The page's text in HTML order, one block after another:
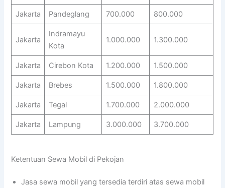
Jakarta Pandeglang 700.000 800.000
Jakarta
Indramayu
Kota
1.000.000 1.300.000
Jakarta Cirebon Kota 1.200.000 1.500.000
Jakarta Brebes 1.500.000 1.800.000
Jakarta Tegal 1.700.000 2.000.000
Jakarta Lampung 3.000.000 3.700.000
Ketentuan Sewa Mobil di Pekojan
Jasa sewa mobil yang tersedia terdiri atas sewa mobil